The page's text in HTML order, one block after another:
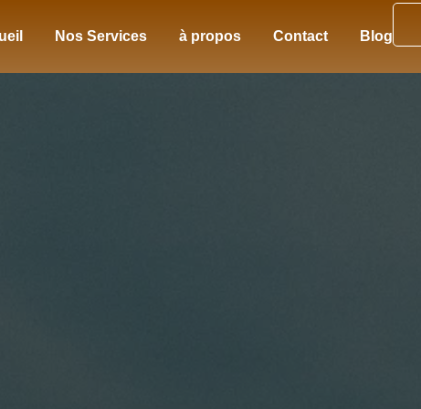
Nos Services à propos Contact Blog